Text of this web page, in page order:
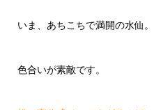
いま、あちこちで満開の水仙。
色合いが素敵です。